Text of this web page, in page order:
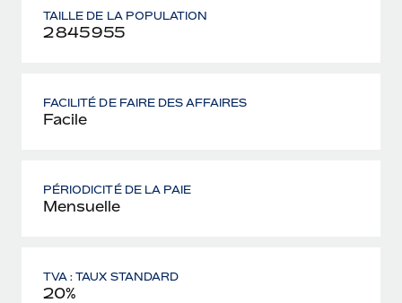
TAILLE DE LA POPULATION
2 845 955
FACILITÉ DE FAIRE DES AFFAIRES
Facile
PÉRIODICITÉ DE LA PAIE
Mensuelle
TVA : TAUX STANDARD
20%